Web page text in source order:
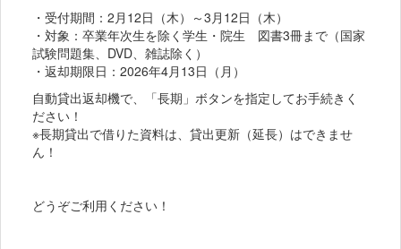
・受付期間：2月12日（木）～3月12日（木）
・対象：卒業年次生を除く学生・院生 図書3冊まで（国家
試験問題集、DVD、雑誌除く）
・返却期限日：2026年4月13日（月）
自動貸出返却機で、「長期」ボタンを指定してお手続きく
ださい！
※長期貸出で借りた資料は、貸出更新（延長）はできませ
ん！
どうぞご利用ください！